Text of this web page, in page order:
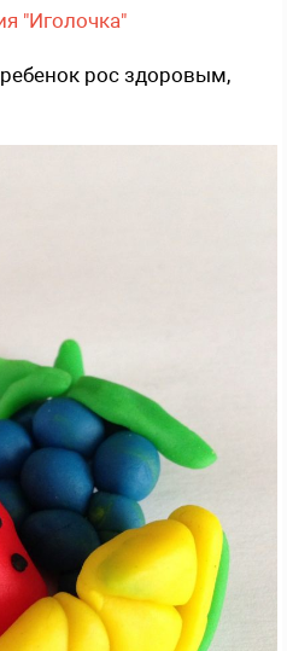
"Иголочка"
ребенок рос здоровым,